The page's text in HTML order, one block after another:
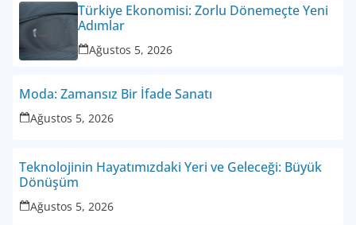
Türkiye Ekonomisi: Zorlu Dönemeçte Yeni
Adımlar
Ağustos 5, 2026
Moda: Zamansız Bir İfade Sanatı
Ağustos 5, 2026
Teknolojinin Hayatımızdaki Yeri ve Geleceği: Büyük
Dönüşüm
Ağustos 5, 2026